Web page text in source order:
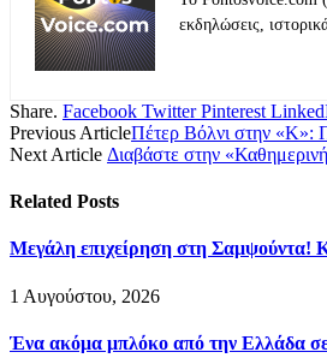
εκδηλώσεις,
Share. Facebook Twitter Pinterest
Previous ArticleΠέτερ Βόλνι στην «Κ»:
Next Article Διαβάστε στην
Related Posts
Μεγάλη επιχείρηση στη Σαμψούντα!
1 Αυγούστου, 2026
Ένα ακόμα μπλόκο από την Ελλάδα σε